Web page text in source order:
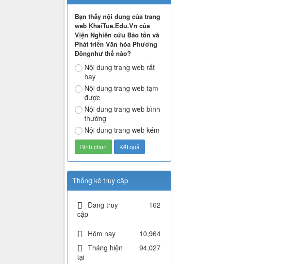
Bạn thấy nội dung của trang
web KhaiTue.Edu.Vn của
Viện Nghiên cứu Bảo tồn và
Phát triển Văn hóa Phương
Đôngnhư thế nào?
Nội dung trang web rất
hay
Nội dung trang web tạm
được
Nội dung trang web bình
thường
Nội dung trang web kém
Thống kê truy cập
Đang truy
cập
162
Hôm nay
10,964
Tháng hiện
tại
94,027